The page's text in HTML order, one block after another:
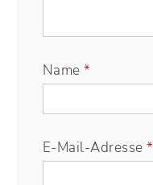
Name*
E-Mail-Adresse*